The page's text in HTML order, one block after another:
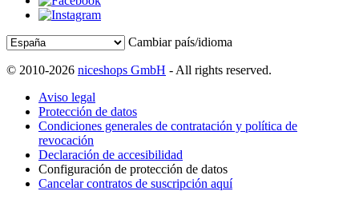
Cambiar país/idioma
© 2010-2026 niceshops GmbH - All rights reserved.
Aviso legal
Protección de datos
Condiciones generales de contratación y política de
revocación
Declaración de accesibilidad
Configuración de protección de datos
Cancelar contratos de suscripción aquí